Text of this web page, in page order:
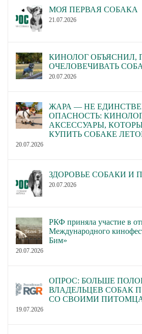
МОЯ ПЕРВАЯ СОБАКА
21.07.2026
КИНОЛОГ ОБЪЯСНИЛ,
ОЧЕЛОВЕЧИВАТЬ
20.07.2026
ЖАРА — НЕ
ОПАСНОСТЬ:
АКСЕССУАРЫ,
КУПИТЬ СОБАКЕ
20.07.2026
ЗДОРОВЬЕ СОБАКИ И
20.07.2026
РКФ приняла участие в
Международного
Бим»
20.07.2026
ОПРОС: БОЛЬШЕ
ВЛАДЕЛЬЦЕВ СОБАК
СО СВОИМИ
19.07.2026